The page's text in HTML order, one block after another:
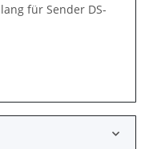
für Sender DS-